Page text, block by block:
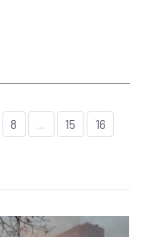
8 15 16